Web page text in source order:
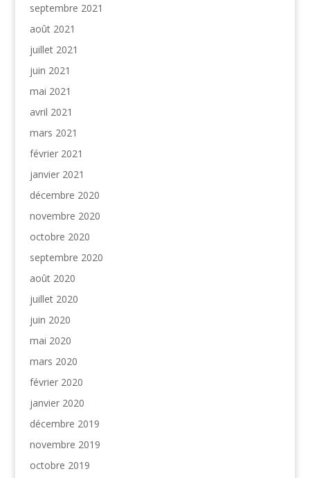
septembre 2021
août 2021
juillet 2021
juin 2021
mai 2021
avril 2021
mars 2021
février 2021
janvier 2021
décembre 2020
novembre 2020
octobre 2020
septembre 2020
août 2020
juillet 2020
juin 2020
mai 2020
mars 2020
février 2020
janvier 2020
décembre 2019
novembre 2019
octobre 2019